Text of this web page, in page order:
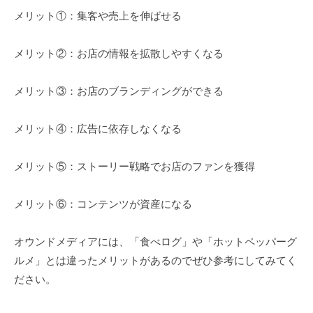
メリット①：集客や売上を伸ばせる
メリット②：お店の情報を拡散しやすくなる
メリット③：お店のブランディングができる
メリット④：広告に依存しなくなる
メリット⑤：ストーリー戦略でお店のファンを獲得
メリット⑥：コンテンツが資産になる
オウンドメディアには、「食べログ」や「ホットペッパーグ
ルメ」とは違ったメリットがあるのでぜひ参考にしてみてく
ださい。